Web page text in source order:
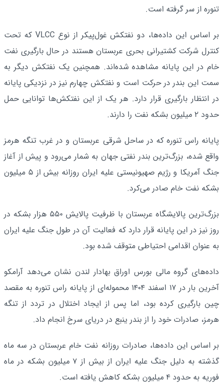
تنوره از سر گرفته است.
بر اساس این داده‌ها، دو نفتکش غول‌پیکر از نوع VLCC که تحت
کنترل شرکت کشتیرانی بحری عربستان هستند در حال بارگیری نفت
خام در این پایانه مشاهده شده‌اند. همچنین یک نفتکش دیگر به
سمت این بندر در حرکت است و نفتکش چهارم نیز در نزدیکی پایانه
در انتظار بارگیری قرار دارد. هر یک از این نفتکش‌ها توانایی حمل
حدود ۲ میلیون بشکه نفت را دارند.
پایانه راس تنوره که در ساحل شرقی عربستان و در غرب تنگه هرمز
واقع شده، بزرگ‌ترین بندر نفتی جهان به شمار می‌رود و پیش از آغاز
جنگ آمریکا و رژیم صهیونیستی علیه ایران روزانه بیش از ۵ میلیون
بشکه نفت خام صادر می‌کرد.
بزرگ‌ترین پالایشگاه عربستان با ظرفیت پالایش ۵۵۰ هزار بشکه در
روز نیز در این پایانه قرار دارد که فعالیت آن در طول جنگ علیه ایران
به عنوان اقدامی احتیاطی متوقف شده بود.
داده‌های گروه مالی بورس اوراق بهادار لندن نشان می‌دهد آرامکو
آخرین بار در ۱۷ اسفند ۱۴۰۴ محموله‌ای از پایانه راس تنوره به مقصد
چین بارگیری کرده بود، اما پس از ایجاد اختلال در تردد از تنگه
هرمز، صادرات خود را از بندر ینبع در دریای سرخ انجام داد.
بر اساس این داده‌ها، صادرات روزانه نفت خام عربستان در سه ماه
گذشته به دلیل جنگ علیه ایران از بیش از ۷ میلیون بشکه در ماه
فوریه به حدود ۴ میلیون بشکه کاهش یافته است.